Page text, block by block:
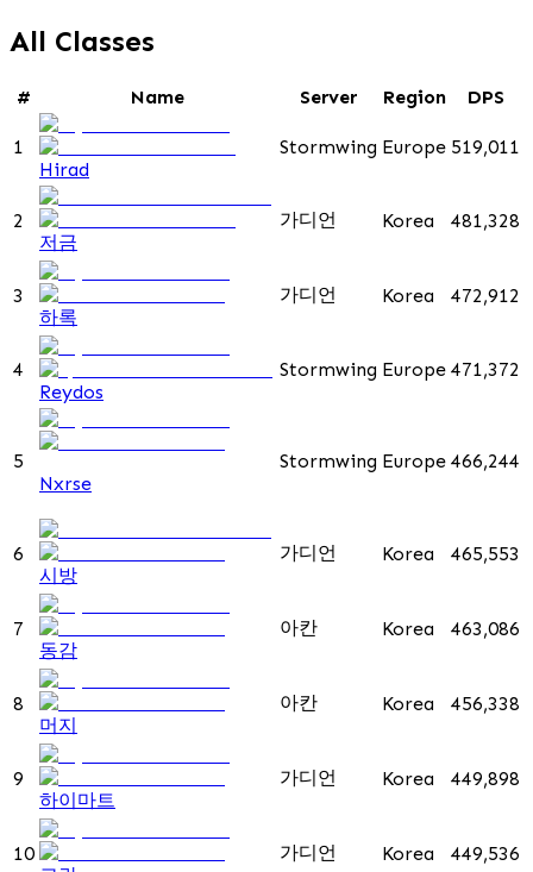
All Classes
# Name Server Region DPS
1
Hirad
Stormwing Europe 519,011
2
저금
가디언 Korea 481,328
3
하록
가디언 Korea 472,912
4
Reydos
Stormwing Europe 471,372
5
Nxrse
Stormwing Europe 466,244
6
시방
가디언 Korea 465,553
7
동감
아칸 Korea 463,086
8
머지
아칸 Korea 456,338
9
하이마트
가디언 Korea 449,898
10
가디언 Korea 449,536